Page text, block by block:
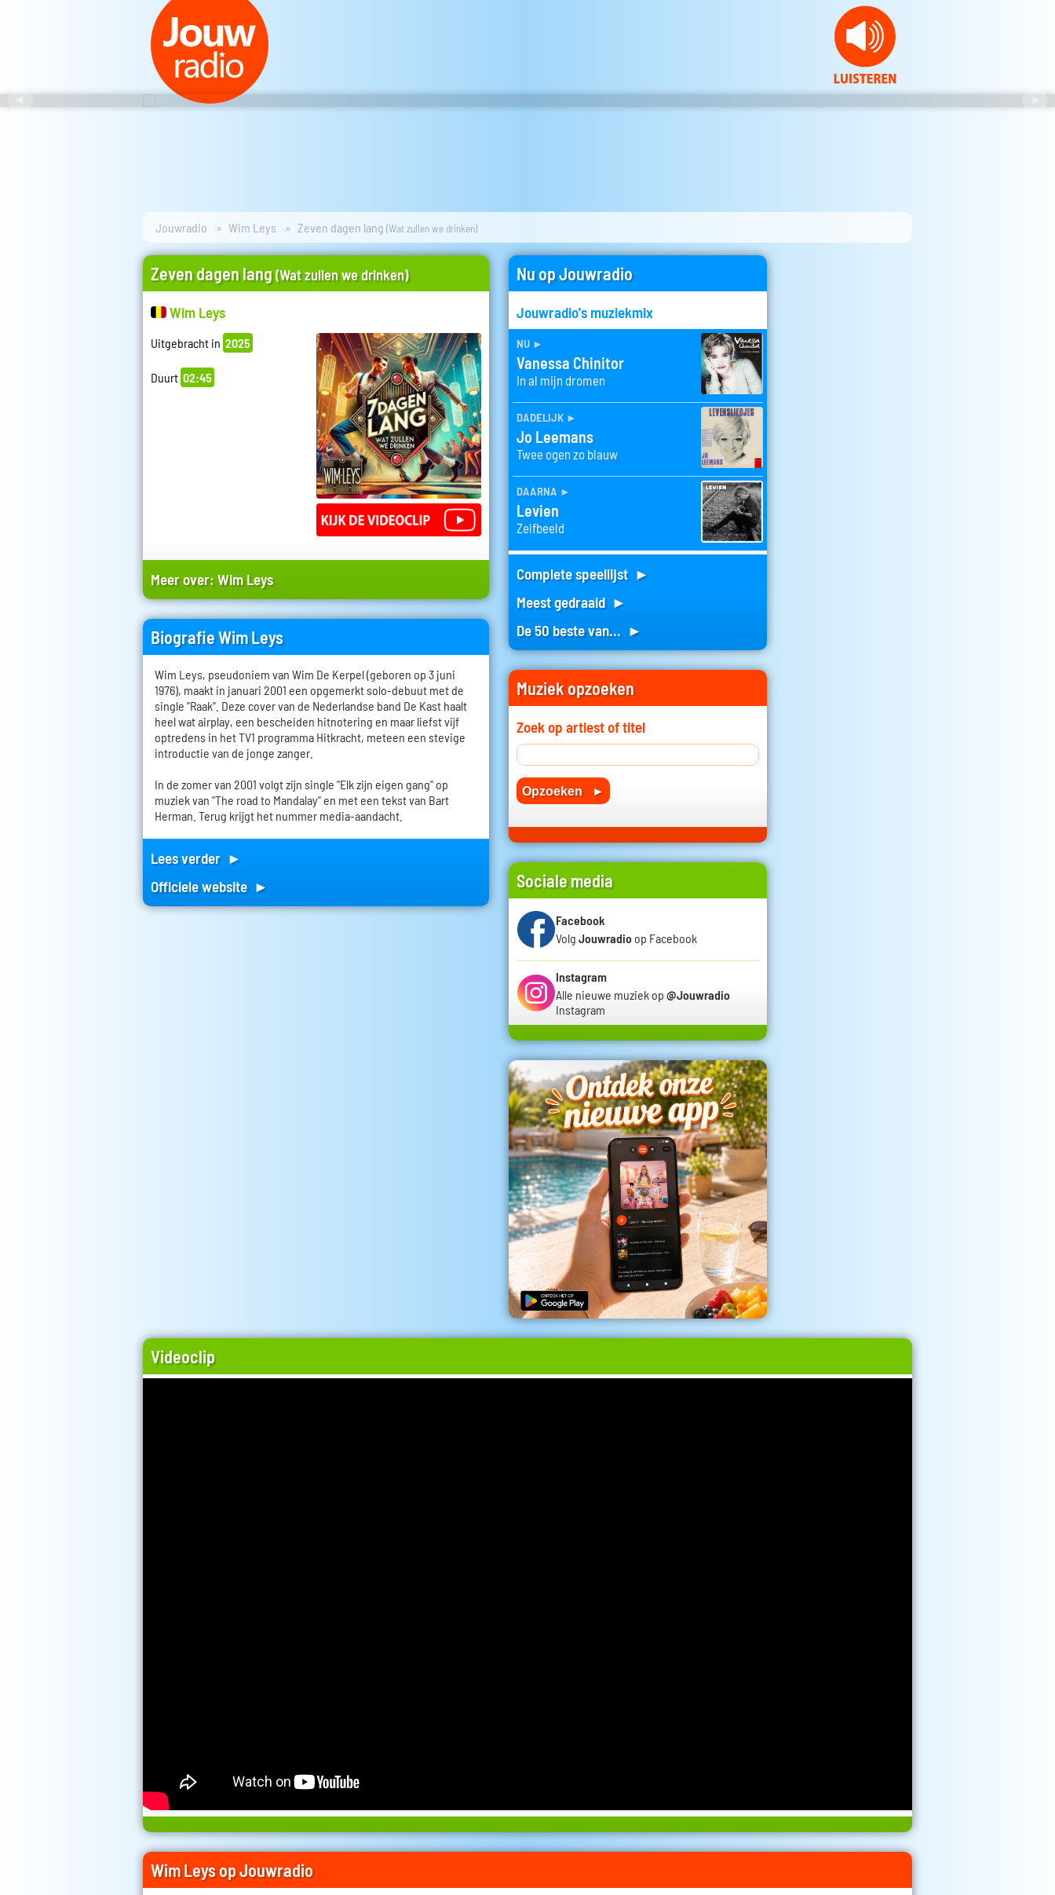
Jouwradio Wim Leys Zeven dagen lang (Wat zullen we drinken)
Zeven dagen lang(Wat zullen we drinken)
Wim Leys
Uitgebracht in 2025
Duurt 02:45
Meer over:Wim Leys
Biografie Wim Leys
Wim Leys, pseudoniem van Wim De Kerpel (geboren op 3 juni
1976), maakt in januari 2001 een opgemerkt solo-debuut met de
single "Raak". Deze cover van de Nederlandse band De Kast haalt
heel wat airplay, een bescheiden hitnotering en maar liefst vijf
optredens in het TV1 programma Hitkracht, meteen een stevige
introductie van de jonge zanger.
In de zomer van 2001 volgt zijn single "Elk zijn eigen gang" op
muziek van "The road to Mandalay" en met een tekst van Bart
Herman. Terug krijgt het nummer media-aandacht.
Lees verder ►
Officiele website ►
Nu op Jouwradio
Jouwradio's muziekmix
nu ►
Vanessa Chinitor
In al mijn dromen
dadelijk ►
Jo Leemans
Twee ogen zo blauw
daarna ►
Levien
Zelfbeeld
Complete speellijst ►
Meest gedraaid ►
De 50 beste van... ►
Muziek opzoeken
Zoek op artiest of titel
Sociale media
Facebook
Volg Jouwradio op Facebook
Instagram
Alle nieuwe muziek op @Jouwradio
Instagram
Videoclip
Wim Leys op Jouwradio